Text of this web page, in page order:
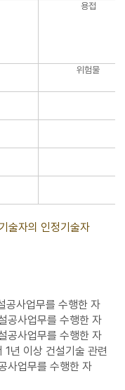
용접
위험물
술자의 인정기술자
공사업무를 수행한 자
공사업무를 수행한 자
공사업무를 수행한 자
1년 이상 건설기술 관련
사업무를 수행한 자